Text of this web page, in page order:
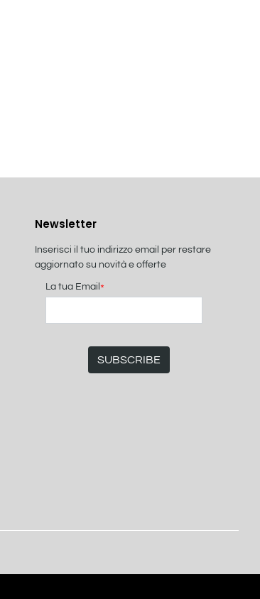
Newsletter
Inserisci il tuo indirizzo email per restare
aggiornato su novità e offerte
La tua Email *